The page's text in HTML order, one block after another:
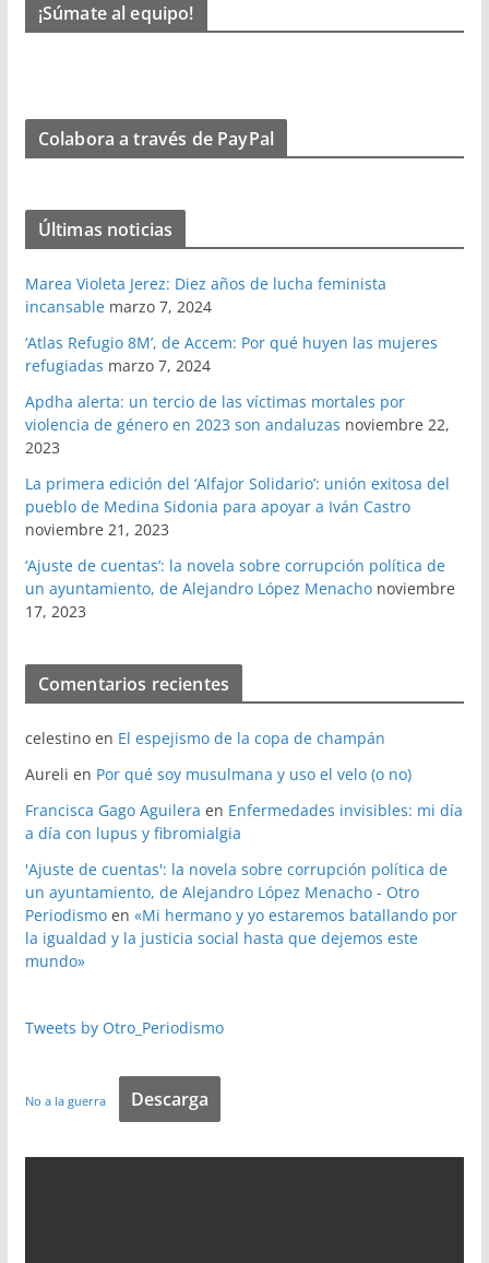
¡Súmate al equipo!
Colabora a través de PayPal
Últimas noticias
Marea Violeta Jerez: Diez años de lucha feminista
incansable marzo 7, 2024
‘Atlas Refugio 8M’, de Accem: Por qué huyen las mujeres
refugiadas marzo 7, 2024
Apdha alerta: un tercio de las víctimas mortales por
violencia de género en 2023 son andaluzas noviembre 22,
2023
La primera edición del ‘Alfajor Solidario’: unión exitosa del
pueblo de Medina Sidonia para apoyar a Iván Castro
noviembre 21, 2023
‘Ajuste de cuentas’: la novela sobre corrupción política de
un ayuntamiento, de Alejandro López Menacho noviembre
17, 2023
Comentarios recientes
celestinoen El espejismo de la copa de champán
Aureli en Por qué soy musulmana y uso el velo (o no)
Francisca Gago Aguilera en Enfermedades invisibles: mi día
a día con lupus y fibromialgia
'Ajuste de cuentas': la novela sobre corrupción política de
un ayuntamiento, de Alejandro López Menacho - Otro
Periodismoen «Mi hermano y yo estaremos batallando por
la igualdad y la justicia social hasta que dejemos este
mundo»
Tweets by Otro_Periodismo
No a la guerra Descarga